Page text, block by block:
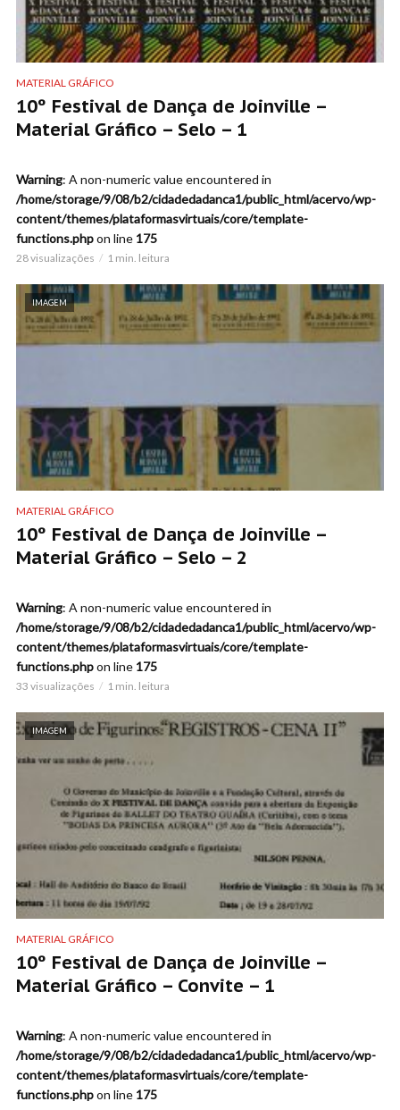
MATERIAL GRÁFICO
10º Festival de Dança de Joinville –
Material Gráfico – Selo – 1
Warning: A non-numeric value encountered in
/home/storage/9/08/b2/cidadedadanca1/public_html/acervo/wp-
content/themes/plataformasvirtuais/core/template-
functions.phpon line 175
28 visualizações 1 min. leitura
IMAGEM
MATERIAL GRÁFICO
10º Festival de Dança de Joinville –
Material Gráfico – Selo – 2
Warning: A non-numeric value encountered in
/home/storage/9/08/b2/cidadedadanca1/public_html/acervo/wp-
content/themes/plataformasvirtuais/core/template-
functions.phpon line 175
33 visualizações 1 min. leitura
IMAGEM
MATERIAL GRÁFICO
10º Festival de Dança de Joinville –
Material Gráfico – Convite – 1
Warning: A non-numeric value encountered in
/home/storage/9/08/b2/cidadedadanca1/public_html/acervo/wp-
content/themes/plataformasvirtuais/core/template-
functions.phpon line 175